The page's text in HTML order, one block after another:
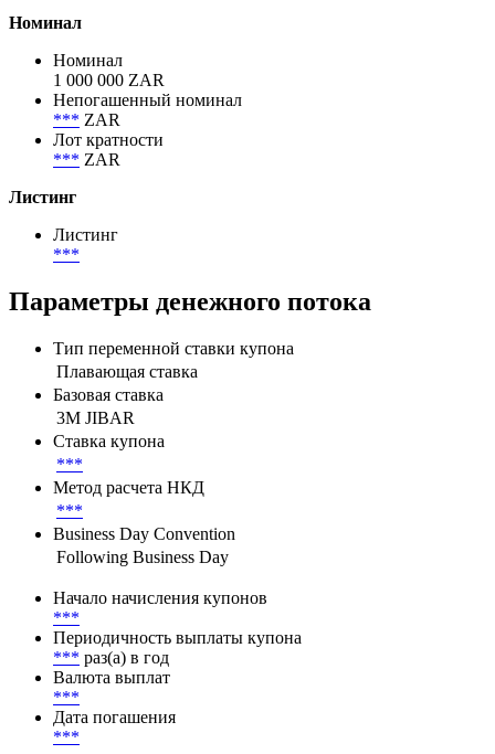
Номинал
Номинал
1 000 000 ZAR
Непогашенный номинал
*** ZAR
Лот кратности
*** ZAR
Листинг
Листинг
***
Параметры денежного потока
Тип переменной ставки купона
Плавающая ставка
Базовая ставка
3M JIBAR
Ставка купона
***
Метод расчета НКД
***
Business Day Convention
Following Business Day
Начало начисления купонов
***
Периодичность выплаты купона
*** раз(а) в год
Валюта выплат
***
Дата погашения
***